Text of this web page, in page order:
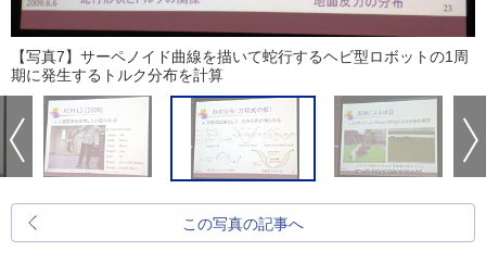
【写真7】サーペノイド曲線を描いて蛇行するヘビ型ロボットの1周
期に発生するトルク分布を計算
この写真の記事へ